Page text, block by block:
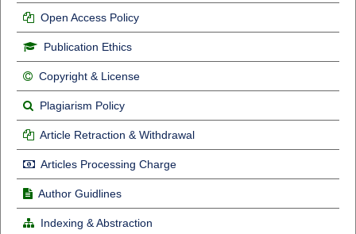
Open Access Policy
Publication Ethics
Copyright & License
Plagiarism Policy
Article Retraction & Withdrawal
Articles Processing Charge
Author Guidlines
Indexing & Abstraction